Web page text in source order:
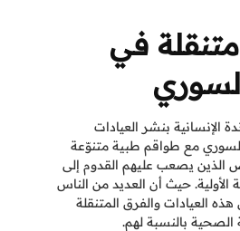
متنقلة في
الإنسانية بنشر العيادات
مع طواقم طبية متنوّعة
الذين يصعب عليهم القدوم إلى
الأولية. حيث أن العديد من الناس
العيادات والفرق المتنقلة
الصحية بالنسبة لهم.